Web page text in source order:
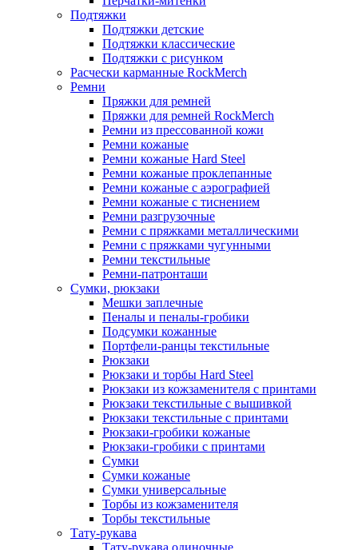
Подтяжки
Подтяжки детские
Подтяжки классические
Подтяжки с рисунком
Расчески карманные RockMerch
Ремни
Пряжки для ремней
Пряжки для ремней RockMerch
Ремни из прессованной кожи
Ремни кожаные
Ремни кожаные Hard Steel
Ремни кожаные проклепанные
Ремни кожаные с аэрографией
Ремни кожаные с тиснением
Ремни разгрузочные
Ремни с пряжками металлическими
Ремни с пряжками чугунными
Ремни текстильные
Ремни-патронташи
Сумки, рюкзаки
Мешки заплечные
Пеналы и пеналы-гробики
Подсумки кожанные
Портфели-ранцы текстильные
Рюкзаки
Рюкзаки и торбы Hard Steel
Рюкзаки из кожзаменителя с принтами
Рюкзаки текстильные с вышивкой
Рюкзаки текстильные с принтами
Рюкзаки-гробики кожаные
Рюкзаки-гробики с принтами
Сумки
Сумки кожаные
Сумки универсальные
Торбы из кожзаменителя
Торбы текстильные
Тату-рукава
Тату-рукава одиночные